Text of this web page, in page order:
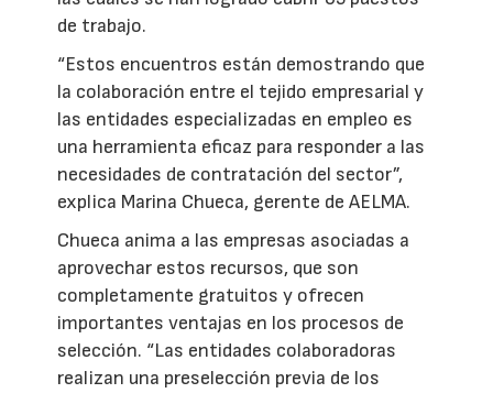
de trabajo.
“Estos encuentros están demostrando que
la colaboración entre el tejido empresarial y
las entidades especializadas en empleo es
una herramienta eficaz para responder a las
necesidades de contratación del sector”,
explica Marina Chueca, gerente de AELMA.
Chueca anima a las empresas asociadas a
aprovechar estos recursos, que son
completamente gratuitos y ofrecen
importantes ventajas en los procesos de
selección. “Las entidades colaboradoras
realizan una preselección previa de los